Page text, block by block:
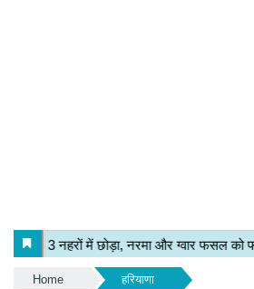
Home हरियाणा